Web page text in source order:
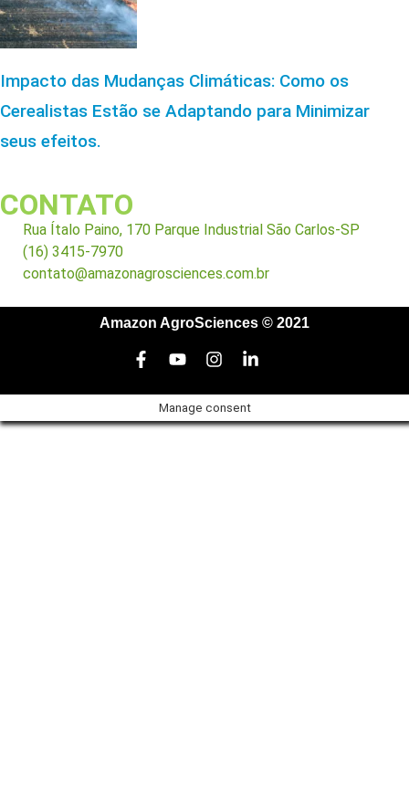
Impacto das Mudanças Climáticas: Como os
Cerealistas Estão se Adaptando para Minimizar
seus efeitos.
CONTATO
Rua Ítalo Paino, 170 Parque Industrial São Carlos-SP
(16) 3415-7970
contato@amazonagrosciences.com.br
Amazon AgroSciences © 2021
Manage consent